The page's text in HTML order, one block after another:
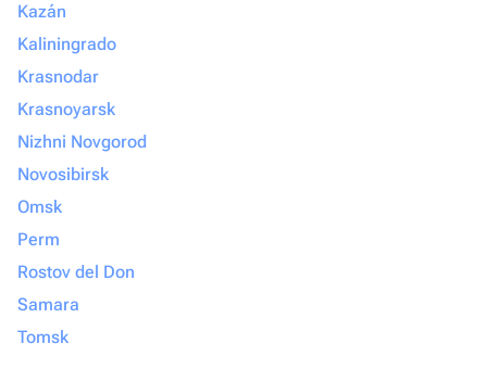
Kazán
Kaliningrado
Krasnodar
Krasnoyarsk
Nizhni Novgorod
Novosibirsk
Omsk
Perm
Rostov del Don
Samara
Tomsk